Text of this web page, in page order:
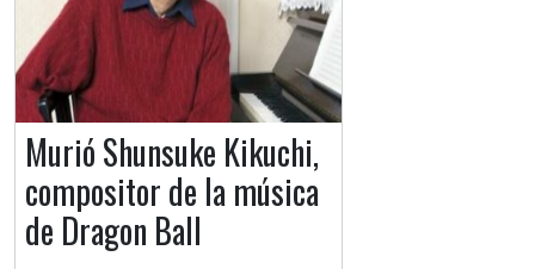
Murió Shunsuke Kikuchi,
compositor de la música
de Dragon Ball